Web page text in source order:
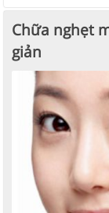
Chữa nghẹt
giản